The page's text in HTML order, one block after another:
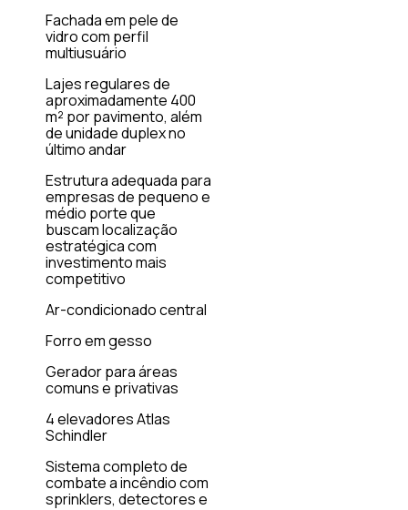
Fachada em pele de
vidro com perfil
multiusuário
Lajes regulares de
aproximadamente 400
m² por pavimento, além
de unidade duplex no
último andar
Estrutura adequada para
empresas de pequeno e
médio porte que
buscam localização
estratégica com
investimento mais
competitivo
Ar-condicionado central
Forro em gesso
Gerador para áreas
comuns e privativas
4 elevadores Atlas
Schindler
Sistema completo de
combate a incêndio com
sprinklers, detectores e